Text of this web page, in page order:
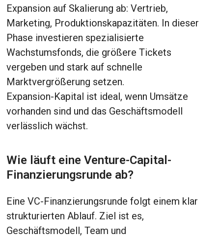
Expansion auf Skalierung ab: Vertrieb,
Marketing, Produktionskapazitäten. In dieser
Phase investieren spezialisierte
Wachstumsfonds, die größere Tickets
vergeben und stark auf schnelle
Marktvergrößerung setzen.
Expansion-Kapital ist ideal, wenn Umsätze
vorhanden sind und das Geschäftsmodell
verlässlich wächst.
Wie läuft eine Venture-Capital-
Finanzierungsrunde ab?
Eine VC-Finanzierungsrunde folgt einem klar
strukturierten Ablauf. Ziel ist es,
Geschäftsmodell, Team und